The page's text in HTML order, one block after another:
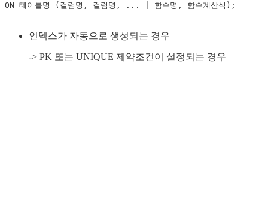
ON 테이블명 ( 컬럼명 , 컬럼명 , . . . 함수명 , 함수계산식 ) ;
인덱스가 자동으로 생성되는 경우
-> PK 또는 UNIQUE 제약조건이 설정되는 경우